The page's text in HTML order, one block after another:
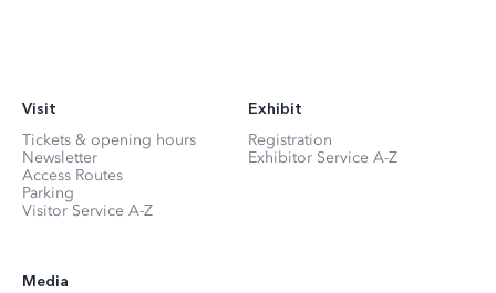
Visit
Tickets & opening hours
Newsletter
Access Routes
Parking
Visitor Service A-Z
Exhibit
Registration
Exhibitor Service A-Z
Media